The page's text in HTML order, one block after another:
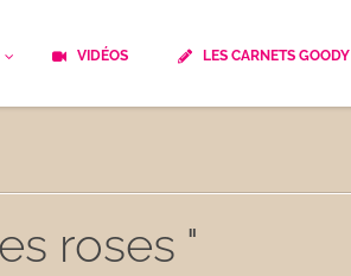
Cuisine française traditionnelle
VIDÉOS LES CARNETS GOODY
Spécialité culinaire
roses "